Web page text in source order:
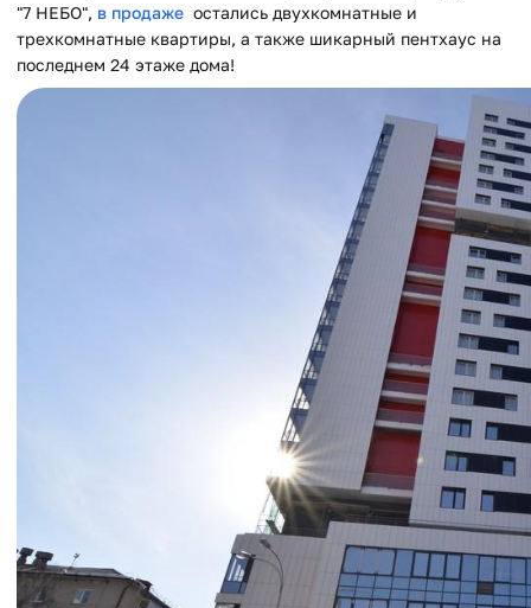
"7 НЕБО", в продаже остались двухкомнатные и
трехкомнатные квартиры, а также шикарный пентхаус на
последнем 24 этаже дома!